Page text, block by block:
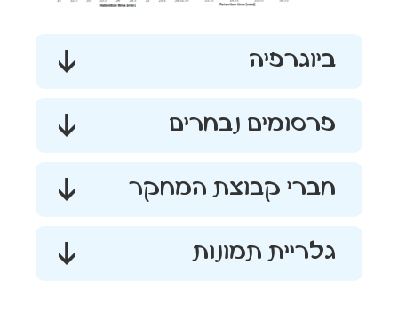
ביוגרפיה
פרסומים נבחרים
חברי קבוצת המחקר
גלריית תמונות